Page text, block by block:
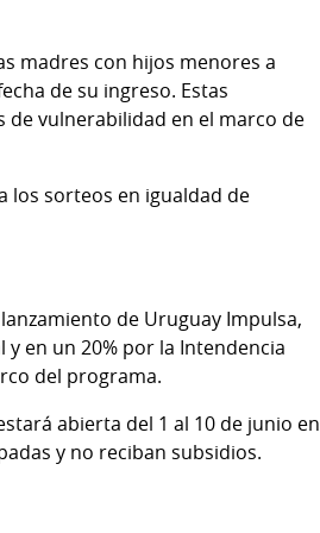
madres con hijos menores a
de su ingreso. Estas
vulnerabilidad en el marco de
los sorteos en igualdad de
de Uruguay Impulsa,
en un 20% por la Intendencia
del programa.
abierta del 1 al 10 de junio en
y no reciban subsidios.